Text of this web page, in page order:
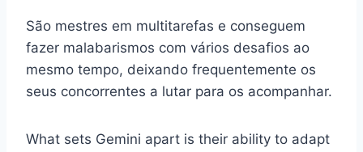
São mestres em multitarefas e conseguem
fazer malabarismos com vários desafios ao
mesmo tempo, deixando frequentemente os
seus concorrentes a lutar para os acompanhar.
What sets Gemini apart is their ability to adapt